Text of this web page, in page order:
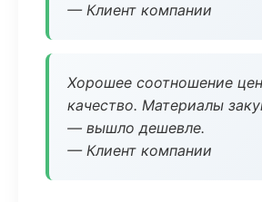
— Клиент компании
Хорошее соотношение
качество. Материалы
— вышло дешевле.
— Клиент компании